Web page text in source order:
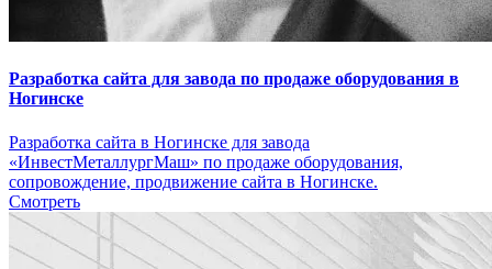
Разработка сайта для завода по продаже оборудования в
Ногинске
Разработка сайта в Ногинске для завода
«ИнвестМеталлургМаш» по продаже оборудования,
сопровождение, продвижение сайта в Ногинске.
Смотреть